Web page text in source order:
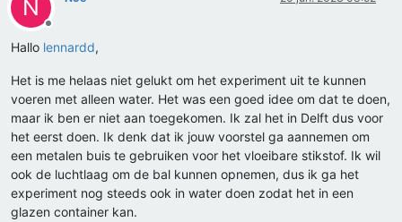
N
Offline
Hallo lennardd,
Het is me helaas niet gelukt om het experiment uit te kunnen
voeren met alleen water. Het was een goed idee om dat te doen,
maar ik ben er niet aan toegekomen. Ik zal het in Delft dus voor
het eerst doen. Ik denk dat ik jouw voorstel ga aannemen om
een metalen buis te gebruiken voor het vloeibare stikstof. Ik wil
ook de luchtlaag om de bal kunnen opnemen, dus ik ga het
experiment nog steeds ook in water doen zodat het in een
glazen container kan.